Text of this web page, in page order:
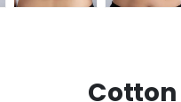
Cotton